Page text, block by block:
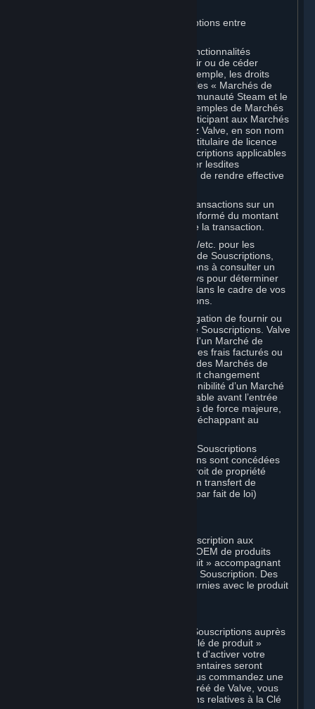
D. Échange et transactions de Souscriptions entre
Steam peut inclure une ou plusieurs fonctionnalités
permettant aux Souscripteurs d'acquérir ou de céder
certains types de Souscriptions (par exemple, les droits
d'utilisation d'objets virtuels) (ci-après, les « Marchés de
Souscriptions »). Le marché de la communauté Steam et le
système d'échange Steam sont des exemples de Marchés
de Souscriptions. En utilisant ou en participant aux Marchés
de Souscriptions Steam, vous autorisez Valve, en son nom
propre ou en tant que représentant ou titulaire de licence
d'un créateur ou éditeur tiers des Souscriptions applicables
figurant dans votre Compte, à transférer lesdites
Souscriptions depuis votre Compte afin de rendre effective
Valve peut facturer des frais pour les transactions sur un
Marché de Souscriptions. Vous serez informé du montant
de ces frais avant toute confirmation de la transaction.
Valve perçoit la taxe de vente/TVA/TPS/etc. pour les
transactions effectuées sur un Marché de Souscriptions,
conformément à la loi. Nous vous invitons à consulter un
spécialiste de la fiscalité dans votre pays pour déterminer
votre responsabilité dans ce domaine dans le cadre de vos
activités sur les Marchés de Souscriptions.
Vous convenez que Valve n’a pas l’obligation de fournir ou
de maintenir un quelconque Marché de Souscriptions. Valve
peut décider de cesser les opérations d'un Marché de
Souscriptions, de changer le montant des frais facturés ou
de modifier les conditions ou fonctions des Marchés de
Souscriptions. Vous serez notifié de tout changement
substantiel aux conditions ou à la disponibilité d’un Marché
de Souscriptions dans un délai raisonnable avant l’entrée
en vigueur du changement, sauf en cas de force majeure,
faute du Souscripteur, ou fait d’un tiers échappant au
Vous reconnaissez par ailleurs que les Souscriptions
acquises sur un Marché de Souscriptions sont concédées
sous licence, que vous n'avez aucun droit de propriété
dessus et que Valve ne reconnaît aucun transfert de
Souscriptions (y compris les transferts par fait de loi)
Valve peut proposer ou exiger une Souscription aux
acheteurs de versions individuelles ou OEM de produits
Valve. La « Clé CD » ou « Clé de produit » accompagnant
lesdites versions permet d'activer votre Souscription. Des
instructions supplémentaires seront fournies avec le produit
Vous êtes autorisé à commander des Souscriptions auprès
de revendeurs agréés de Valve. La « Clé de produit »
accompagnant ces commandes permet d'activer votre
Souscription. Des instructions supplémentaires seront
fournies avec le produit respectif. Si vous commandez une
Souscription auprès d'un revendeur agréé de Valve, vous
acceptez d'adresser toutes les questions relatives à la Clé